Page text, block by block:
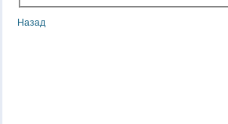
Назад